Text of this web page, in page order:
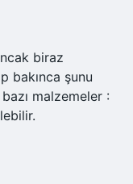
biraz
bakınca şunu
malzemeler :